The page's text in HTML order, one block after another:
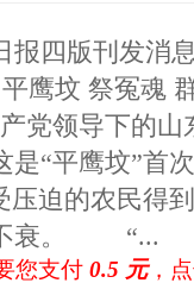
四版刊发消
鹰坟 祭冤魂
党领导下的
“平鹰坟”首
压迫的农民得
不衰。 “...
您支付 0.5 元，